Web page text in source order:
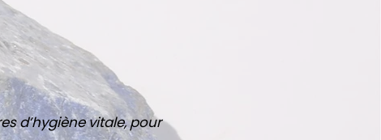
d’hygiène vitale, pour